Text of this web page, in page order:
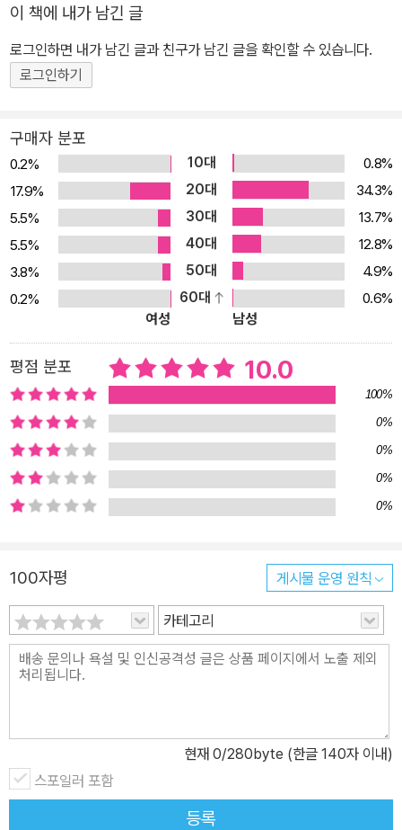
이 책에 내가 남긴 글
로그인하면 내가 남긴 글과 친구가 남긴 글을 확인할 수 있습니다.
로그인하기
구매자 분포
0.2% 10대
0.8%
17.9%
20대
34.3%
5.5%
30대
13.7%
5.5%
40대
12.8%
3.8%
50대
4.9%
0.2%
60대
0.6%
여성
남성
평점 분포 10.0
100%
0%
0%
0%
0%
100자평 게시물 운영 원칙
카테고리
현재 0/280byte (한글 140자 이내)
스포일러 포함
등록